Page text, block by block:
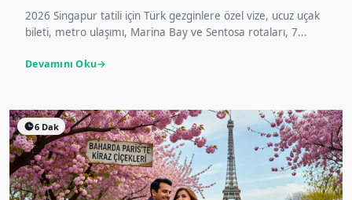
2026 Singapur tatili için Türk gezginlere özel vize, ucuz uçak
bileti, metro ulaşımı, Marina Bay ve Sentosa rotaları, 7...
Devamını Oku
6 Dak